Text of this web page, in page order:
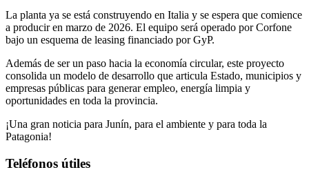
La planta ya se está construyendo en Italia y se espera que comience
a producir en marzo de 2026. El equipo será operado por Corfone
bajo un esquema de leasing financiado por GyP.
Además de ser un paso hacia la economía circular, este proyecto
consolida un modelo de desarrollo que articula Estado, municipios y
empresas públicas para generar empleo, energía limpia y
oportunidades en toda la provincia.
¡Una gran noticia para Junín, para el ambiente y para toda la
Patagonia!
Teléfonos útiles